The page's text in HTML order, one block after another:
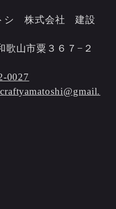
シ 株式会社 建設
歌山市粟３６７−２
0027